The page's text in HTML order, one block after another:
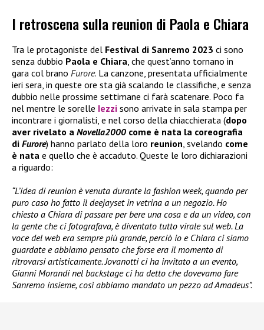
I retroscena sulla reunion di Paola e Chiara
Tra le protagoniste del Festival di Sanremo 2023 ci sono
senza dubbio Paola e Chiara, che quest’anno tornano in
gara col brano Furore. La canzone, presentata ufficialmente
ieri sera, in queste ore sta già scalando le classifiche, e senza
dubbio nelle prossime settimane ci farà scatenare. Poco fa
nel mentre le sorelle Iezzi sono arrivate in sala stampa per
incontrare i giornalisti, e nel corso della chiacchierata (dopo
aver rivelato a Novella2000 come è nata la coreografia
di Furore) hanno parlato della loro reunion, svelando come
è nata e quello che è accaduto. Queste le loro dichiarazioni
a riguardo:
“L’idea di reunion è venuta durante la fashion week, quando per
puro caso ho fatto il deejayset in vetrina a un negozio. Ho
chiesto a Chiara di passare per bere una cosa e da un video, con
la gente che ci fotografava, è diventato tutto virale sul web. La
voce del web era sempre più grande, perciò io e Chiara ci siamo
guardate e abbiamo pensato che forse era il momento di
ritrovarsi artisticamente. Jovanotti ci ha invitato a un evento,
Gianni Morandi nel backstage ci ha detto che dovevamo fare
Sanremo insieme, così abbiamo mandato un pezzo ad Amadeus”.